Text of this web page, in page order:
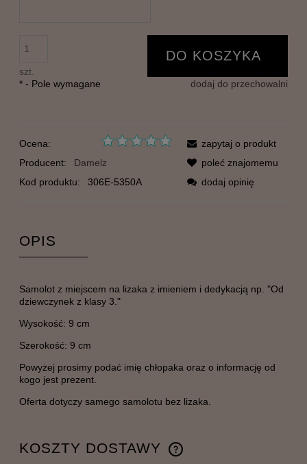
szt.
DO KOSZYKA
dodaj do przechowalni
* - Pole wymagane
Ocena:
Producent:
Damelz
Kod produktu:
306E-5350A
zapytaj o produkt
poleć znajomemu
dodaj opinię
OPIS
Samolot z miejscem na lizaka z imieniem i dedykacją np. "Od
dziewczynek z klasy 3."
Wysokość: 9 cm
Szerokość: 9 cm
Powyżej prosimy podać imię chłopaka oraz o informację od
kogo jest prezent.
Oferta dotyczy samego samolotu bez lizaka.
KOSZTY DOSTAWY
CENA NIE ZAWIERA EWENTUALNYCH KOSZTÓW